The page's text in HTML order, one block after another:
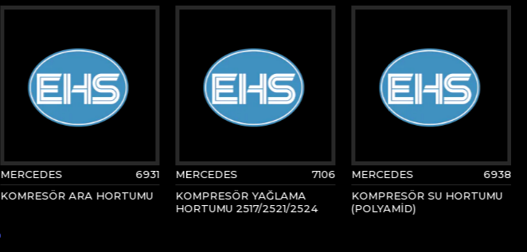
MERCEDES
6931
KOMRESÖR ARA HORTUMU
MERCEDES
7106
KOMPRESÖR YAĞLAMA
HORTUMU 2517/2521/2524
MERCEDES
6938
KOMPRESÖR SU HORTUMU
(POLYAMİD)